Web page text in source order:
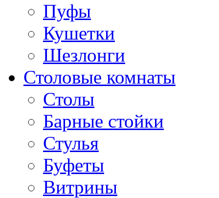
Пуфы
Кушетки
Шезлонги
Столовые комнаты
Столы
Барные стойки
Стулья
Буфеты
Витрины